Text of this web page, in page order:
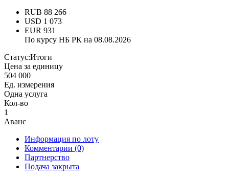
RUB 88 266
USD 1 073
EUR 931
По курсу НБ РК на 08.08.2026
Статус:Итоги
Цена за единицу
504 000
Ед. измерения
Одна услуга
Кол-во
1
Аванс
Информация по лоту
Комментарии (0)
Партнерство
Подача закрыта